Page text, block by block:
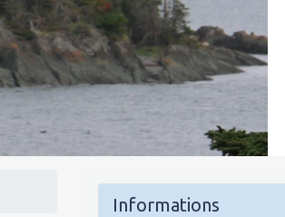
Informations